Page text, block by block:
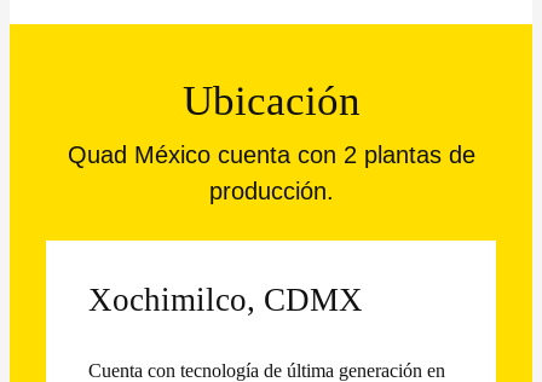
Ubicación
Quad México cuenta con 2 plantas de
producción.
Xochimilco, CDMX
Cuenta con tecnología de última generación en